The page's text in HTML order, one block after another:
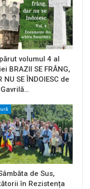
volumul 4 al
BRAZII SE FRÂNG,
NU SE ÎNDOIESC de
de Sus,
în Rezistența